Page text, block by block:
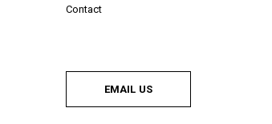
Contact
EMAIL US